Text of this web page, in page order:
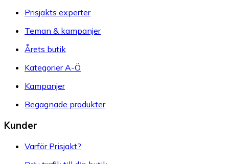
Prisjakts experter
Teman & kampanjer
Årets butik
Kategorier A-Ö
Kampanjer
Begagnade produkter
Kunder
Varför Prisjakt?